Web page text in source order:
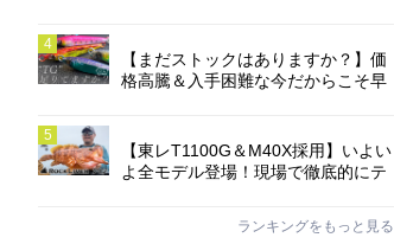
【まだストックはありますか？】価
格高騰＆入手困難な今だからこそ早
【東レT1100G＆M40X採用】いよい
よ全モデル登場！現場で徹底的にテ
ランキングをもっと見る